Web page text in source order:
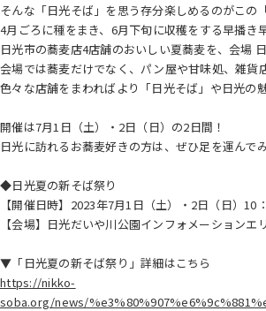
そんな「日光そば」を思う存分楽しめるのがこ
4月ごろに種をまき、6月下旬に収穫をする早播
日光市の蕎麦店4店舗のおいしい夏蕎麦を、会場
会場では蕎麦だけでなく、パン屋や甘味処、雑
色々な店舗をまわればより「日光そば」や日光の
開催は7月1日（土）・2日（日）の2日間！
日光に訪れるお蕎麦好きの方は、ぜひ足を運んで
◆日光夏の新そば祭り
【開催日時】2023年7月1日（土）・2日（日）10
【会場】日光だいや川公園インフォメーションエ
▼「日光夏の新そば祭り」詳細はこちら
https://nikko-
soba.org/news/